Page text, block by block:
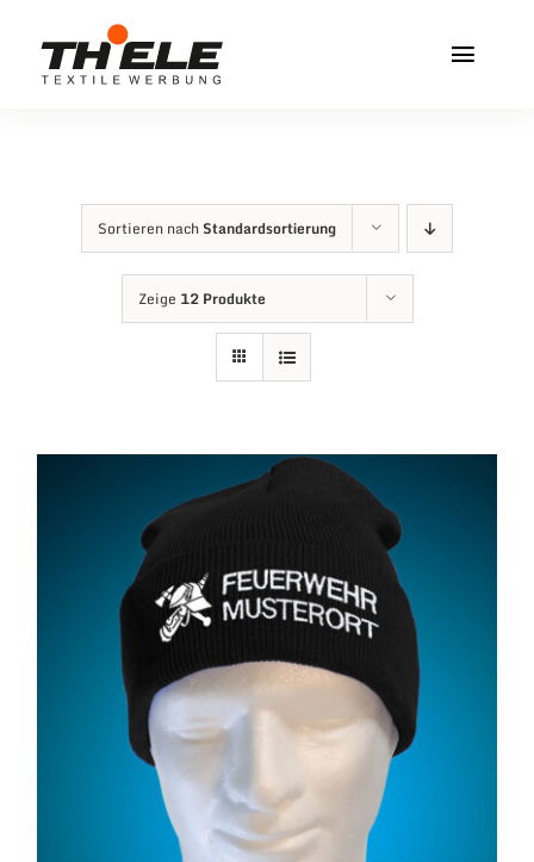
Inhalt
Service & Info
Sortieren nachStandardsortierung
Zeige 12 Produkte